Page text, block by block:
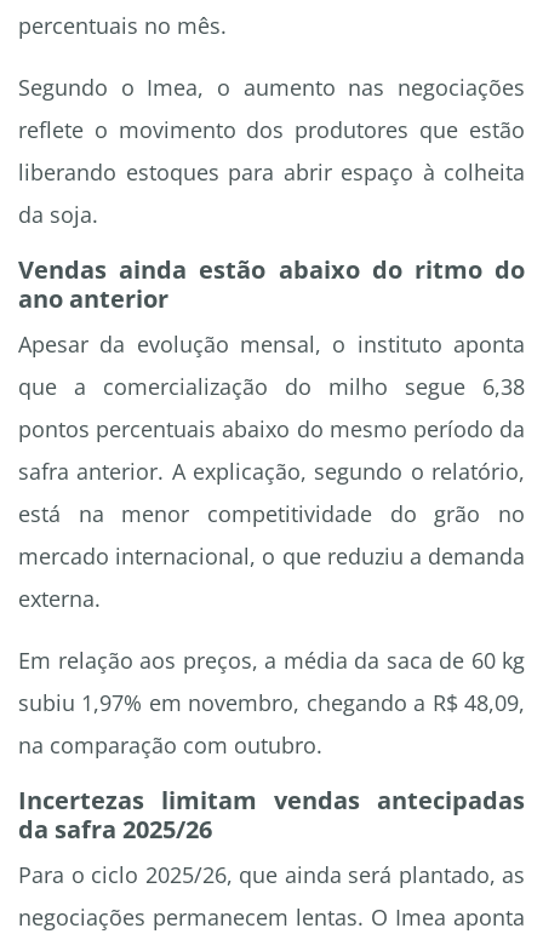
percentuais no mês.
Segundo o Imea, o aumento nas negociações
reflete o movimento dos produtores que estão
liberando estoques para abrir espaço à colheita
da soja.
Vendas ainda estão abaixo do ritmo do
ano anterior
Apesar da evolução mensal, o instituto aponta
que a comercialização do milho segue 6,38
pontos percentuais abaixo do mesmo período da
safra anterior. A explicação, segundo o relatório,
está na menor competitividade do grão no
mercado internacional, o que reduziu a demanda
externa.
Em relação aos preços, a média da saca de 60 kg
subiu 1,97% em novembro, chegando a R$ 48,09,
na comparação com outubro.
Incertezas limitam vendas antecipadas
da safra 2025/26
Para o ciclo 2025/26, que ainda será plantado, as
negociações permanecem lentas. O Imea aponta